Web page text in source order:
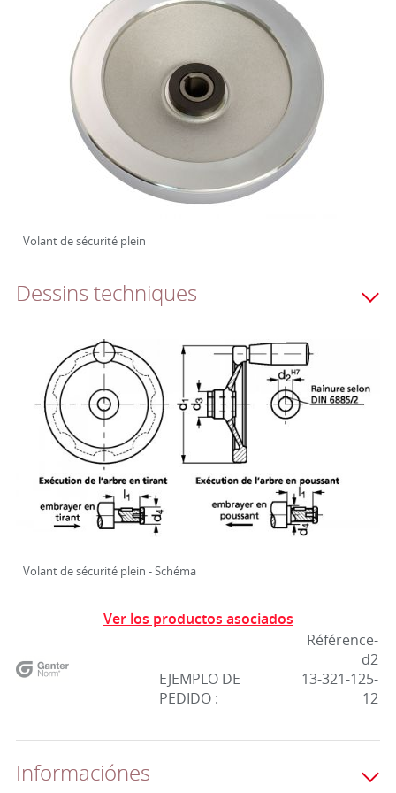
Volant de sécurité plein
Dessins techniques
Volant de sécurité plein - Schéma
Ver los productos asociados
EJEMPLO DE
PEDIDO :
Référence-
d2
13-321-125-
12
Informaciónes